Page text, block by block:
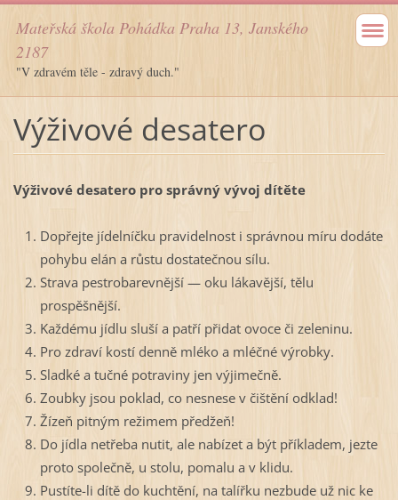
Mateřská škola Pohádka Praha 13, Janského
2187
"V zdravém těle - zdravý duch."
Výživové desatero
Výživové desatero pro správný vývoj dítěte
Dopřejte jídelníčku pravidelnost i správnou míru dodáte
pohybu elán a růstu dostatečnou sílu.
Strava pestrobarevnější — oku lákavější, tělu
prospěšnější.
Každému jídlu sluší a patří přidat ovoce či zeleninu.
Pro zdraví kostí denně mléko a mléčné výrobky.
Sladké a tučné potraviny jen výjimečně.
Zoubky jsou poklad, co nesnese v čištění odklad!
Žízeň pitným režimem předžeň!
Do jídla netřeba nutit, ale nabízet a být příkladem, jezte
proto společně, u stolu, pomalu a v klidu.
Pustíte-li dítě do kuchtění, na talířku nezbude už nic ke